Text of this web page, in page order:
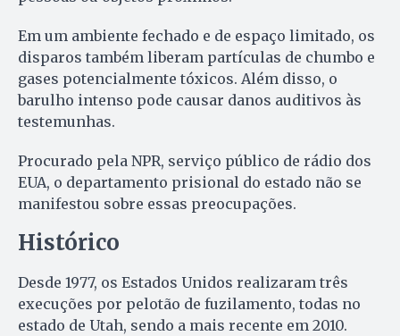
Em um ambiente fechado e de espaço limitado, os
disparos também liberam partículas de chumbo e
gases potencialmente tóxicos. Além disso, o
barulho intenso pode causar danos auditivos às
testemunhas.
Procurado pela NPR, serviço público de rádio dos
EUA, o departamento prisional do estado não se
manifestou sobre essas preocupações.
Histórico
Desde 1977, os Estados Unidos realizaram três
execuções por pelotão de fuzilamento, todas no
estado de Utah, sendo a mais recente em 2010.